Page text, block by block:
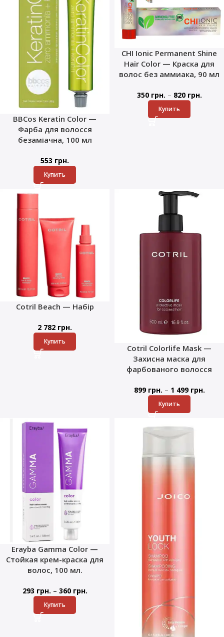
BBCos Keratin Color —
Фарба для волосся
безаміачна, 100 мл
553 грн.
Купить
CHI Ionic Permanent Shine
Hair Color — Краска для
волос без аммиака, 90 мл
350 грн. – 820 грн.
Купить
Cotril Beach — Набір
2 782 грн.
Купить
Cotril Colorlife Mask —
Захисна маска для
фарбованого волосся
899 грн. – 1 499 грн.
Купить
Erayba Gamma Color —
Стойкая крем-краска для
волос, 100 мл.
293 грн. – 360 грн.
Купить